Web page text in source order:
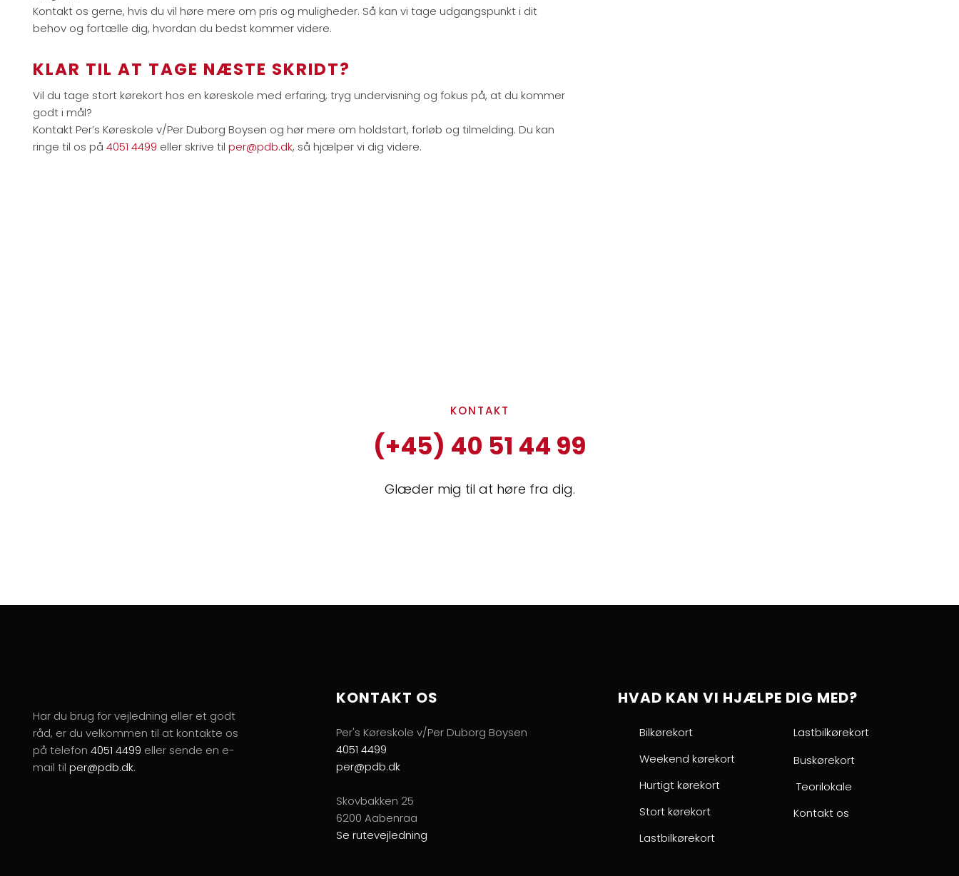
Kontakt os gerne, hvis du vil høre mere om pris og muligheder. Så kan vi tage udgangspunkt i dit
behov og fortælle dig, hvordan du bedst kommer videre.
KLAR TIL AT TAGE NÆSTE SKRIDT?
Vil du tage stort kørekort hos en køreskole med erfaring, tryg undervisning og fokus på, at du kommer
godt i mål?
Kontakt Per’s Køreskole v/Per Duborg Boysen og hør mere om holdstart, forløb og tilmelding. Du kan
ringe til os på4051 4499 eller skrive tilper@pdb.dk, så hjælper vi dig videre.
KONTAKT​
(+45) 40 51 44 99
Glæder mig til at høre fra dig.
Har du brug for vejledning eller et godt
råd, er du velkommen til at kontakte os
på telefon4051 4499 eller sende en e-
mail tilper@pdb.dk.
KONTAKT OS
Per's Køreskole v/Per Duborg Boysen
4051 4499
per@pdb.dk
Skovbakken 25
6200 Aabenraa
Se rutevejledning
HVAD KAN VI HJÆLPE DIG MED?
Bilkørekort
Weekend kørekort
Hurtigt kørekort
Stort kørekort
Lastbilkørekort
Lastbilkørekort
Buskørekort
Teorilokale
Kontakt os